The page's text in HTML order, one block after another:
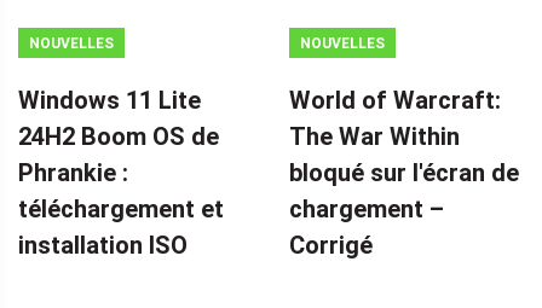
NOUVELLES
Windows 11 Lite
24H2 Boom OS de
Phrankie :
téléchargement et
installation ISO
NOUVELLES
World of Warcraft:
The War Within
bloqué sur l'écran de
chargement – ​​
Corrigé